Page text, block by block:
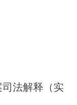
法解释（实